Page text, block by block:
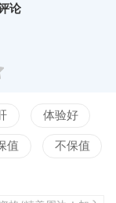
论
体验好
值 不保值